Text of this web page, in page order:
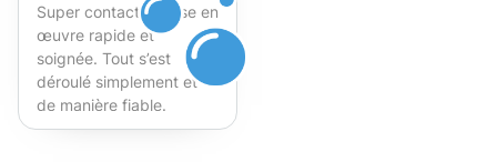
Super contact et mise en
œuvre rapide et
soignée. Tout s’est
déroulé simplement et
de manière fiable.
Fortement recommandé !